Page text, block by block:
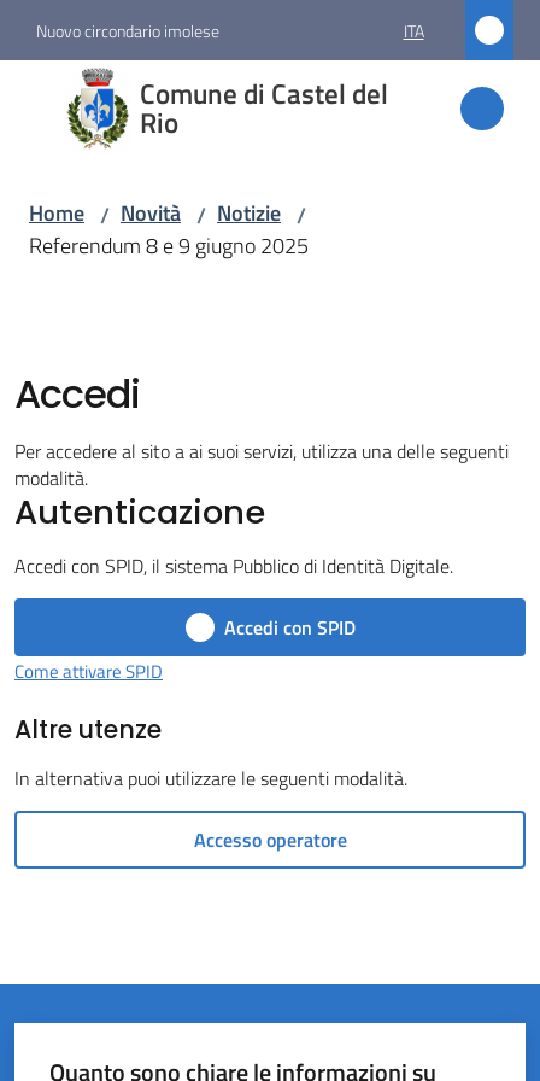
Nuovo circondario imolese ITA
Comune di Castel del
Rio
Comune
di
Castel
Menu selezionato
Servizi
Castel
del
Servizi
line
argomenti
Home / Novità / Notizie /
Referendum 8 e 9 giugno 2025
Accedi
Per accedere al sito a ai suoi servizi, utilizza una delle seguenti
modalità.
Autenticazione
Accedi con SPID, il sistema Pubblico di Identità Digitale.
Accedi con SPID
Come attivare SPID
Altre utenze
In alternativa puoi utilizzare le seguenti modalità.
Accesso operatore
Quanto sono chiare le informazioni su